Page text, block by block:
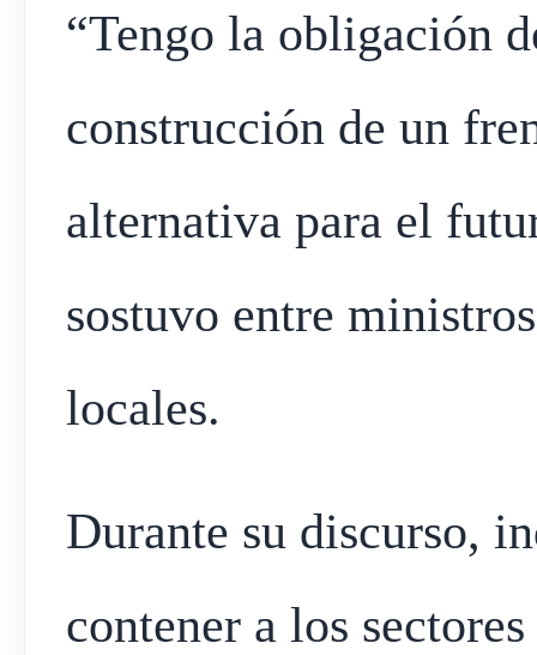
“Tengo la obligación
construcción de un
alternativa para el
sostuvo entre
locales.
Durante su discurso,
contener a los